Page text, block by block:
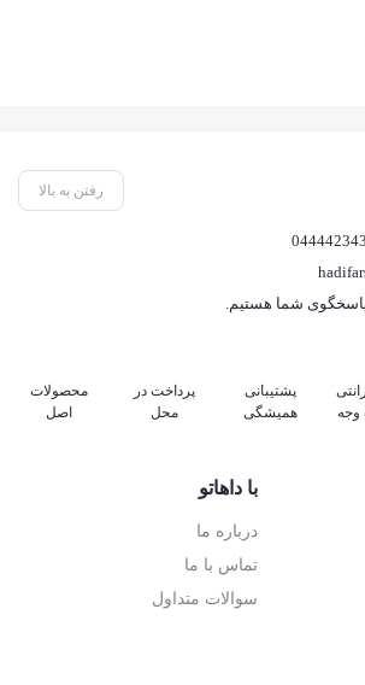
رفتن به بالا
پشتیبانی
همیشگی
پرداخت در
محل
محصولات
اصل
با داهاتو
درباره ما
تماس با ما
سوالات متداول